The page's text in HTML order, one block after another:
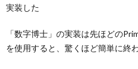
実装した
「数字博士」の実装は先ほどの
を使用すると、驚くほど簡単に終わ